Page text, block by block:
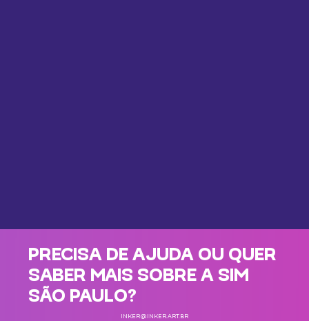
PRECISA DE AJUDA OU QUER
SABER MAIS SOBRE A SIM
SÃO PAULO?
INKER@INKER.ART.BR